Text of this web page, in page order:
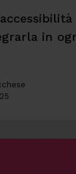
in